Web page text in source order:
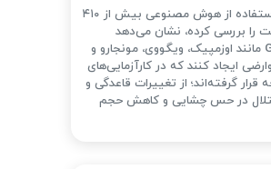
مطالعه‌ای تازه که با استفاده از هوش مصنوعی بیش از ۴۱۰
را بررسی کرده، نشان می‌دهد
داروهای خانواده GLP-1 مانند اوزمپیک، ویگووی، مونجارو و
ایجاد کنند که در کارآزمایی‌های
قرار گرفته‌اند؛ از تغییرات قاعدگی و
در حس چشایی و کاهش حجم